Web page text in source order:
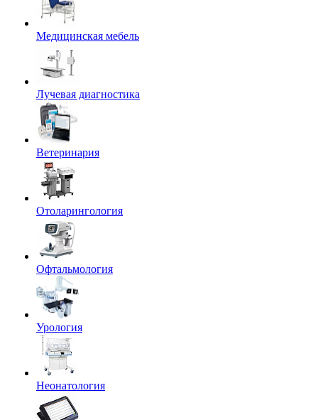
Медицинская мебель
Лучевая диагностика
Ветеринария
Отоларингология
Офтальмология
Урология
Неонатология